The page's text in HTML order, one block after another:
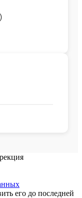
его до последней